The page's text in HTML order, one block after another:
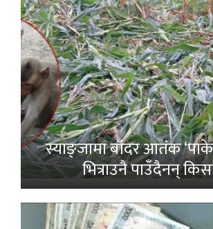
स्याङ्जामा बाँदर आतंक
भित्राउनै पाउँदैनन्